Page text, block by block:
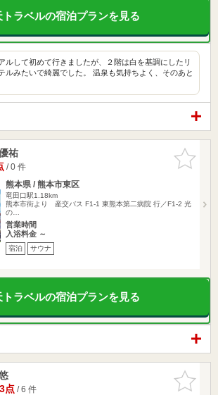
トラベルの宿泊プランを見る
ルして初めて行きましたが、２階は白を基調にしたリ
ルみたいで綺麗でした。 温泉も気持ちよく、そのあと
お気に入
りに追加
祐
/ 0 件
熊本県 / 熊本市東区
竜田口駅1.18km
熊本市街より 産交バス F1-1 東熊本第二病院 行／F1-2 光
の…
営業時間
入浴料金 ～
宿泊 サウナ
トラベルの宿泊プランを見る
お気に入
りに追加
点/ 6 件